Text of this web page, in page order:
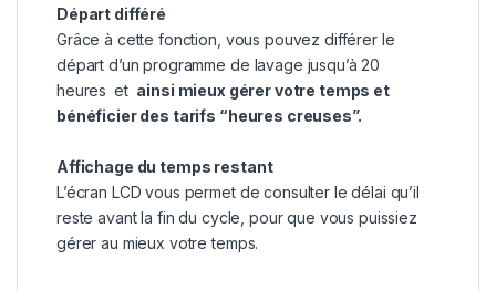
Départ différé
Grâce à cette fonction, vous pouvez différer le
départ d’un programme de lavage jusqu’à 20
heures et ainsi mieux gérer votre temps et
bénéficier des tarifs “heures creuses”.
Affichage du temps restant
L’écran LCD vous permet de consulter le délai qu’il
reste avant la fin du cycle, pour que vous puissiez
gérer au mieux votre temps.